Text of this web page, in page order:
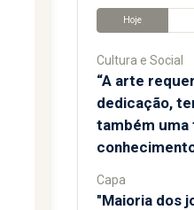
Hoje
Cultura e Social
“A arte
dedicação,
também uma
Capa
"Maioria dos